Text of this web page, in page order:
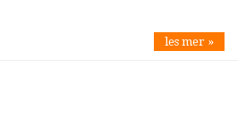
les mer »